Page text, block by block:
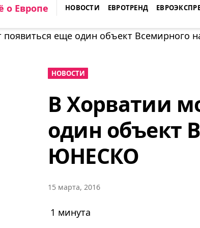
О ЕВРОПЕ
НОВОСТИ ЕВРОТРЕНД
НОВОСТИ
В Хорватии
один объект
ЮНЕСКО
15 марта, 2016
1 минута